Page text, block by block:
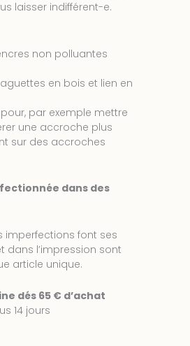
laisser indifférent-e.
non polluantes
en bois et lien en
par exemple mettre
une accroche plus
sur des accroches
dans des
imperfections font ses
dans l’impression sont
article unique.
dés 65 € d’achat
14 jours